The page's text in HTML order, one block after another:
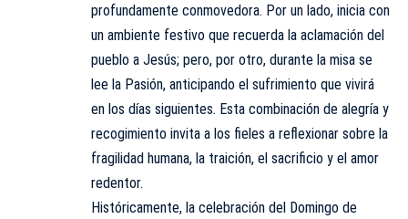
profundamente conmovedora. Por un lado, inicia con
un ambiente festivo que recuerda la aclamación del
pueblo a Jesús; pero, por otro, durante la misa se
lee la Pasión, anticipando el sufrimiento que vivirá
en los días siguientes. Esta combinación de alegría y
recogimiento invita a los fieles a reflexionar sobre la
fragilidad humana, la traición, el sacrificio y el amor
redentor.
Históricamente, la celebración del Domingo de